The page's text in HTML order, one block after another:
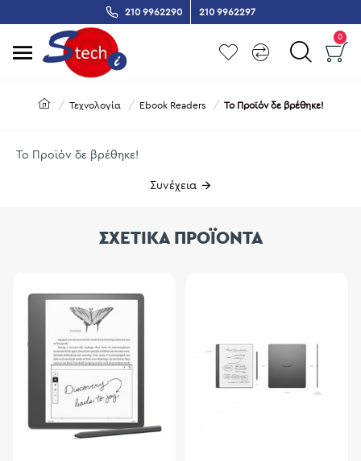
210 9962290 210 9962297
0
Τεχνολογία Ebook Readers Το Προϊόν δε βρέθηκε!
Το Προϊόν δε βρέθηκε!
Συνέχεια
ΣΧΕΤΙΚΑ ΠΡΟΪΟΝΤΑ